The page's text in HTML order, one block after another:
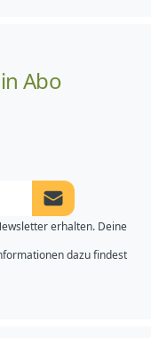
Abo
Newsletter
erhalten. Deine
dazu findest